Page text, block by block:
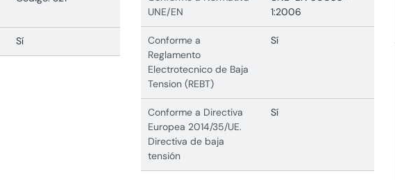
Sí
UNE/EN
1:2006
Conforme a
Reglamento
Electrotecnico de Baja
Tension (REBT)
Sí
Conforme a Directiva
Europea 2014/35/UE.
Directiva de baja
tensión
Sí